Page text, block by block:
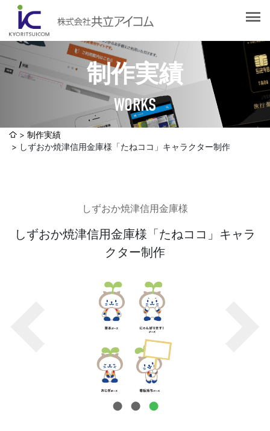
制作実績
WORKS
会社概要
社長挨拶
企業理念
認証取得
選ばれる理由
Web制作・ホームページ制作
デザイン作成・印刷サービス
社員ブログ
採用情報
お問合せ
制作実績
しずおか焼津信用金庫様「たねココ」キャラクター制作
しずおか焼津信用金庫様
しずおか焼津信用金庫様「たねココ」キャラ
クター制作